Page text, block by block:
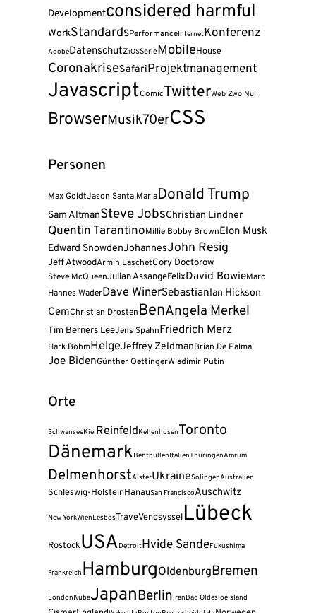
Developmentconsidered harmful
WorkStandardsPerformanceInternetKonferenz
AdobeDatenschutziOSSerieMobileHouse
CoronakriseSafariProjektmanagement
JavascriptComicTwitterWeb Zwo Null
BrowserMusik70erCSS
Personen
Max GoldtJason Santa MariaDonald Trump
Sam AltmanSteve JobsChristian Lindner
Quentin TarantinoMillie Bobby BrownElon Musk
Edward SnowdenJohannesJohn Resig
Jeff AtwoodArmin LaschetCory Doctorow
Steve McQueenJulian AssangeFelixDavid BowieMarc
Hannes WaderDave WinerSebastianIan Hickson
CemChristian DrostenBenAngela Merkel
Tim Berners LeeJens SpahnFriedrich Merz
Hark BohmHelgeJeffrey ZeldmanBrian De Palma
Joe BidenGünther OettingerWladimir Putin
Orte
SchwanseeKielReinfeldKellenhusenToronto
DänemarkBenthullenItalienThüringenAmrum
DelmenhorstAlsterUkraineSolingenAustralien
Schleswig-HolsteinHanauSan FranciscoAuschwitz
New YorkWienLesbosTraveVendsysselLübeck
RostockUSADetroitHvide SandeFukushima
Frankreich HamburgOldenburgBremen
LondonKubaJapanBerlinIranBad OldesloeIsland